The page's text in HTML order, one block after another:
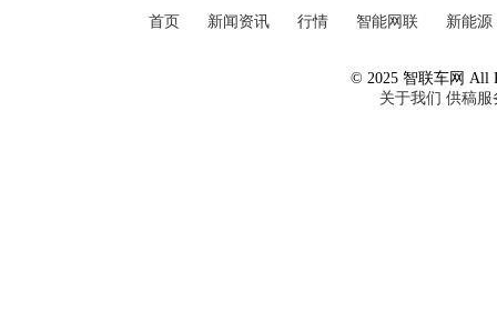
首页 新闻资讯 行情 智能网联 新能源
© 2025 智联车网 All
关于我们 供稿服